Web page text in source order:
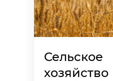
Сельское
хозяйство